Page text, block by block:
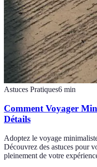
Astuces Pratiques6 min
Comment Voyager
Détails
Adoptez le voyage
Découvrez des astuces pour
pleinement de votre